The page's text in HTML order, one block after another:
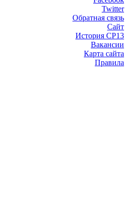
Twitter
Обратная связь
Сайт
История СР13
Вакансии
Карта сайта
Правила